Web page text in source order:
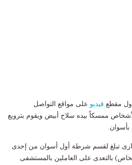
مقطع فيديو على مواقع التواصل
ممسكاً بيده سلاح أبيض ويقوم بترويع
بأسوان.
تبين أنه بتاريخ 7 الجارى تبلغ لقسم شرطة أول أسوان من إحدى
بالتعدى على العاملين بالمستشفى